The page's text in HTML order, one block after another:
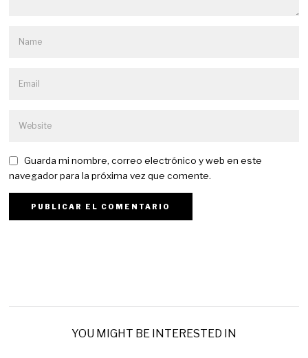
Guarda mi nombre, correo electrónico y web en este
navegador para la próxima vez que comente.
YOU MIGHT BE INTERESTED IN